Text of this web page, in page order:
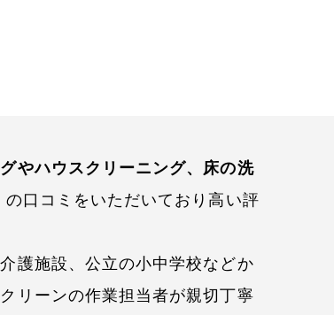
やハウスクリーニング、床の洗
の口コミをいただいており高い評
護施設、公立の小中学校などか
リーンの作業担当者が親切丁寧